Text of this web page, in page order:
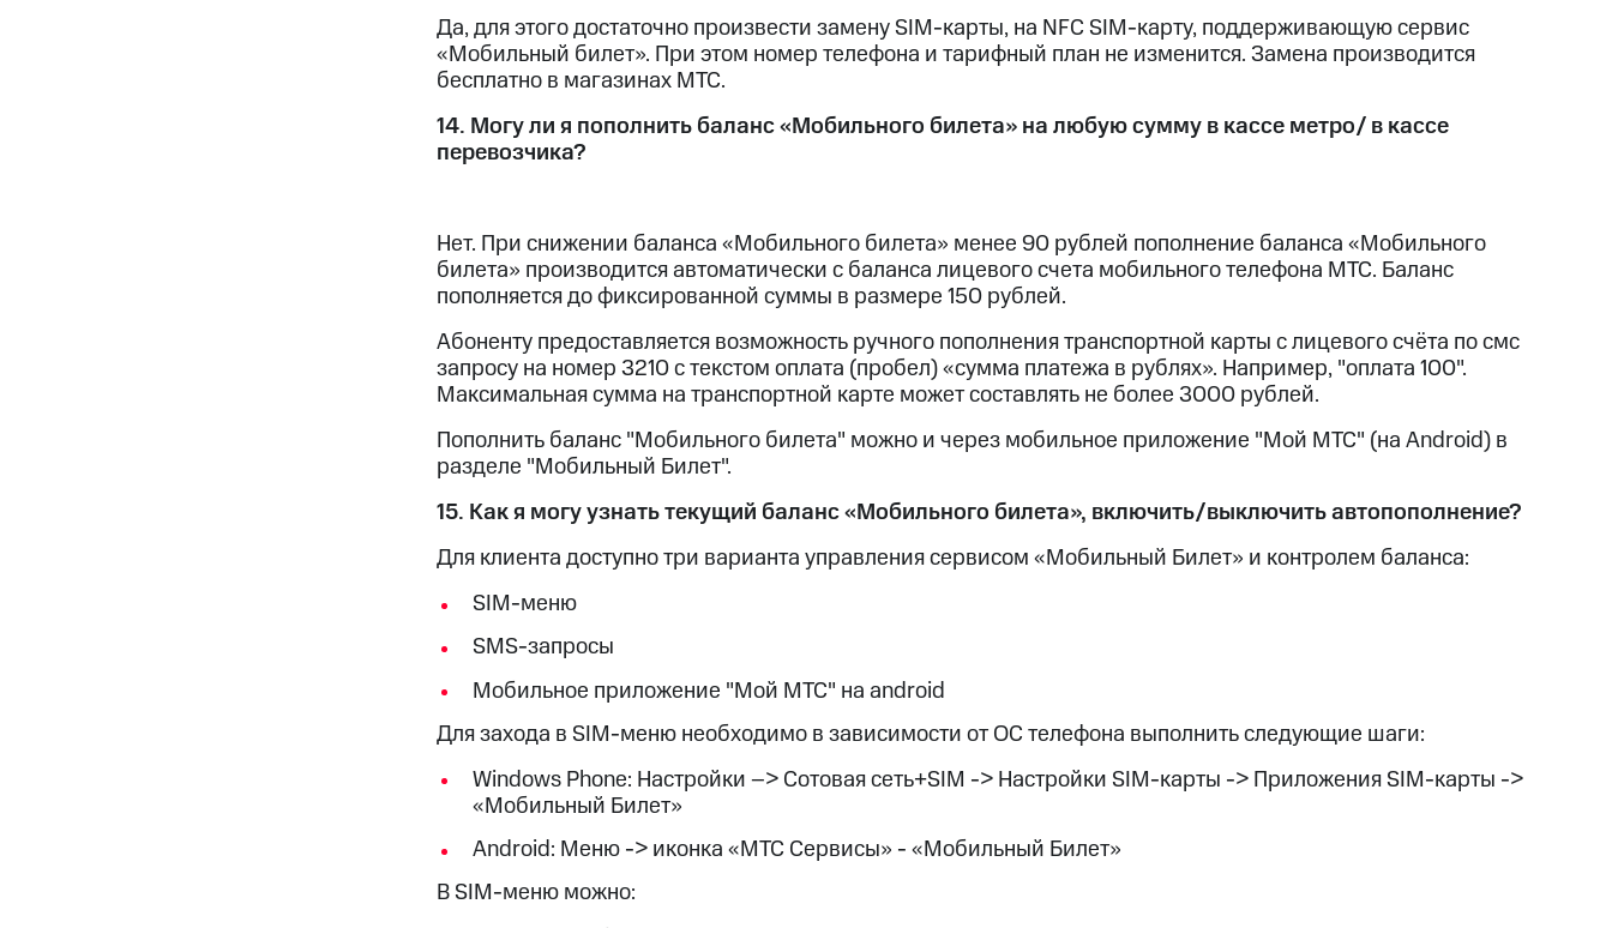
Да, для этого достаточно произвести замену SIM-карты, на NFC SIM-карту, поддерживающую сервис
«Мобильный билет». При этом номер телефона и тарифный план не изменится. Замена производится
бесплатно в магазинах МТС.
14. Могу ли я пополнить баланс «Мобильного билета» на любую сумму в кассе метро/ в кассе
перевозчика?
Нет. При снижении баланса «Мобильного билета» менее 90 рублей пополнение баланса «Мобильного
билета» производится автоматически с баланса лицевого счета мобильного телефона МТС. Баланс
пополняется до фиксированной суммы в размере 150 рублей.
Абоненту предоставляется возможность ручного пополнения транспортной карты с лицевого счёта по смс
запросу на номер 3210 с текстом оплата (пробел) «сумма платежа в рублях». Например, "оплата 100".
Максимальная сумма на транспортной карте может составлять не более 3000 рублей.
Пополнить баланс "Мобильного билета" можно и через мобильное приложение "Мой МТС" (на Android) в
разделе "Мобильный Билет".
15. Как я могу узнать текущий баланс «Мобильного билета», включить/выключить автопополнение?
Для клиента доступно три варианта управления сервисом «Мобильный Билет» и контролем баланса:
SIM-меню
SMS-запросы
Мобильное приложение "Мой МТС" на android
Для захода в SIM-меню необходимо в зависимости от ОС телефона выполнить следующие шаги:
Windows Phone: Настройки –> Сотовая сеть+SIM -> Настройки SIM-карты -> Приложения SIM-карты ->
«Мобильный Билет»
Android: Меню -> иконка «МТС Сервисы» - «Мобильный Билет»
В SIM-меню можно: